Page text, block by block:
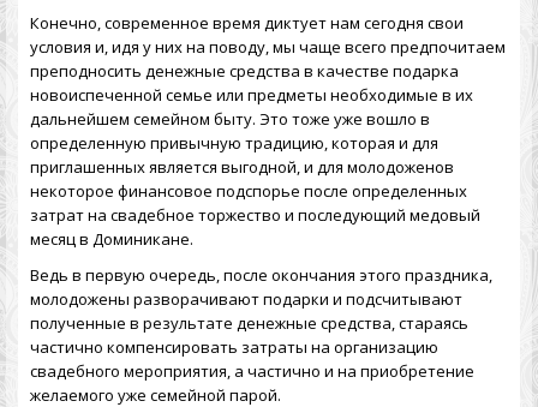
Конечно, современное время диктует нам сегодня свои
условия и, идя у них на поводу, мы чаще всего предпочитаем
преподносить денежные средства в качестве подарка
новоиспеченной семье или предметы необходимые в их
дальнейшем семейном быту. Это тоже уже вошло в
определенную привычную традицию, которая и для
приглашенных является выгодной, и для молодоженов
некоторое финансовое подспорье после определенных
затрат на свадебное торжество и последующий медовый
месяц в Доминикане.
Ведь в первую очередь, после окончания этого праздника,
молодожены разворачивают подарки и подсчитывают
полученные в результате денежные средства, стараясь
частично компенсировать затраты на организацию
свадебного мероприятия, а частично и на приобретение
желаемого уже семейной парой.